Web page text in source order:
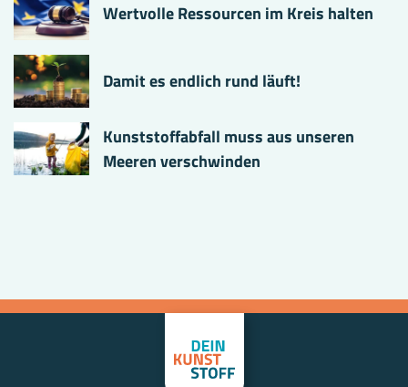
Wertvolle Ressourcen im Kreis halten
Damit es endlich rund läuft!
Kunststoffabfall muss aus unseren
Meeren verschwinden